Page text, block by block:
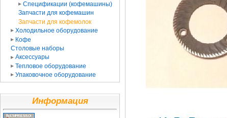
Спецификации (кофемашины)
Запчасти для кофемашин
Запчасти для кофемолок
Холодильное оборудование
Кофе
Столовые наборы
Аксессуары
Тепловое оборудование
Упаковочное оборудование
Информация